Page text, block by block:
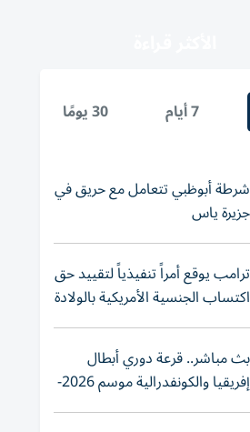
7 أيام 30 يومًا
شرطة أبوظبي تتعامل مع حريق في
جزيرة ياس
ترامب يوقع أمراً تنفيذياً لتقييد حق
اكتساب الجنسية الأمريكية بالولادة
بث مباشر.. قرعة دوري أبطال
إفريقيا والكونفدرالية موسم 2026-
2027